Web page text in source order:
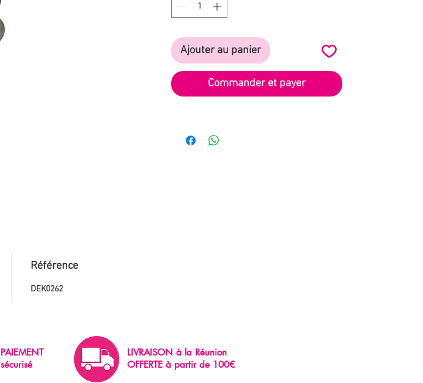
Ajouter au panier
Commander et payer
Référence
DEK0262
PAIEMENT
sécurisé
LIVRAISON à la Réunion
OFFERTE à partir de 100€